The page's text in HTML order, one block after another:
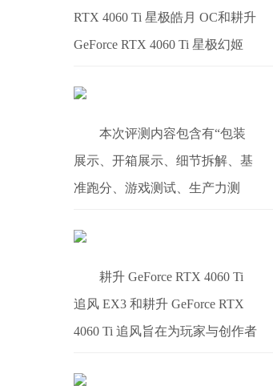
RTX 4060 Ti 星极皓月 OC和耕升
GeForce RTX 4060 Ti 星极幻姬
4060 Ti系列显卡也将在各大电商
平台上架，其中价格分别为：
耕升GeForce RTX 4060Ti 追
风，建议人民币零售价3199.00元
风 EX3，建议人民币零售价
耕升GeForce RTX 4060Ti 踏
本次评测内容包含有“包装
展示、开箱展示、细节拆解、基
准跑分、游戏测试、生产力测
RTX 4060 Ti显卡的产品中，我们
选择了影驰GeForce RTX™ 4060
Ti 8G金属大师这张显卡来进行开
箱评测，事不宜迟，接下来就一
耕升 GeForce RTX 4060 Ti
追风 EX3 和耕升 GeForce RTX
4060 Ti 追风旨在为玩家与创作者